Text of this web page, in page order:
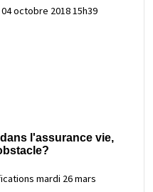
octobre 2018 15h39
l'assurance vie,
mardi 26 mars